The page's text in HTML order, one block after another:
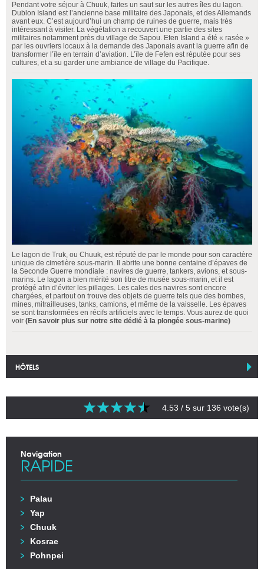
Pendant votre séjour à Chuuk, faites un saut sur les autres îles du lagon.
Dublon Island est l’ancienne base militaire des Japonais, et des Allemands
avant eux. C’est aujourd’hui un champ de ruines de guerre, mais très
intéressant à visiter. La végétation a recouvert une partie des sites
militaires notamment près du village de Sapou. Eten Island a été « rasée »
par les ouvriers locaux à la demande des Japonais avant la guerre afin de
transformer l’île en terrain d’aviation. L’île de Fefen est réputée pour ses
cultures, et a su garder une ambiance de village du Pacifique.
Le lagon de Truk, ou Chuuk, est réputé de par le monde pour son caractère
unique de cimetière sous-marin. Il abrite une bonne centaine d’épaves de
la Seconde Guerre mondiale : navires de guerre, tankers, avions, et sous-
marins. Le lagon a bien mérité son titre de musée sous-marin, et il est
protégé afin d’éviter les pillages. Les cales des navires sont encore
chargées, et partout on trouve des objets de guerre tels que des bombes,
mines, mitrailleuses, tanks, camions, et même de la vaisselle. Les épaves
se sont transformées en récifs artificiels avec le temps. Vous aurez de quoi
voir (En savoir plus sur notre site dédié à la plongée sous-marine)
HÔTELS
4.53 / 5 sur 136 vote(s)
Navigation
RAPIDE
Palau
Yap
Chuuk
Kosrae
Pohnpei